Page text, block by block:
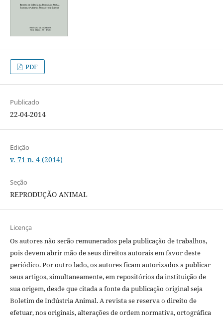
PDF
Publicado
22-04-2014
Edição
v. 71 n. 4 (2014)
Seção
REPRODUÇÃO ANIMAL
Licença
Os autores não serão remunerados pela publicação de trabalhos,
pois devem abrir mão de seus direitos autorais em favor deste
periódico. Por outro lado, os autores ficam autorizados a publicar
seus artigos, simultaneamente, em repositórios da instituição de
sua origem, desde que citada a fonte da publicação original seja
Boletim de Indústria Animal. A revista se reserva o direito de
efetuar, nos originais, alterações de ordem normativa, ortográfica